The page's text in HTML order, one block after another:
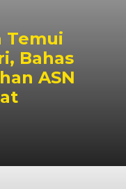
Temui
Bahas
ASN